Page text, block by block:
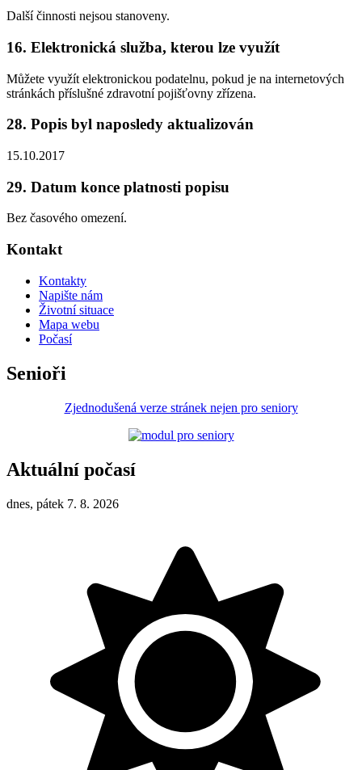
Další činnosti nejsou stanoveny.
16. Elektronická služba, kterou lze využít
Můžete využít elektronickou podatelnu, pokud je na internetových
stránkách příslušné zdravotní pojišťovny zřízena.
28. Popis byl naposledy aktualizován
15.10.2017
29. Datum konce platnosti popisu
Bez časového omezení.
Kontakt
Kontakty
Napište nám
Životní situace
Mapa webu
Počasí
Senioři
Zjednodušená verze stránek nejen pro seniory
Aktuální počasí
dnes, pátek 7. 8. 2026